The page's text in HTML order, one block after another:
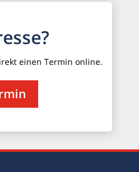
einen Termin online.